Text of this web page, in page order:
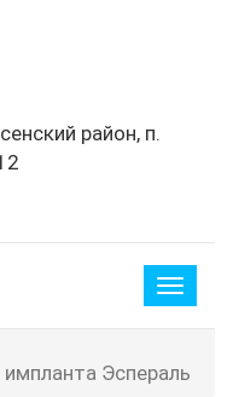
район, п.
Toggle
Эспераль